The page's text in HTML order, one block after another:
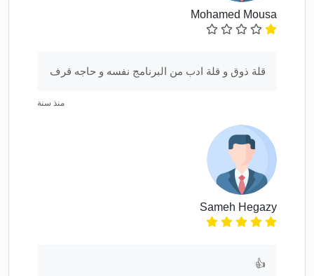
Mohamed Mousa
قلة ذوق و قلة ادب من البرنامج نفسه و حاجه قرف
منذ سنة
Sameh Hegazy
👍